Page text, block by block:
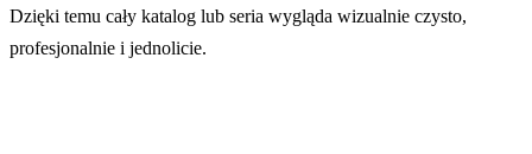
Dzięki temu cały katalog lub seria wygląda wizualnie czysto,
profesjonalnie i jednolicie.